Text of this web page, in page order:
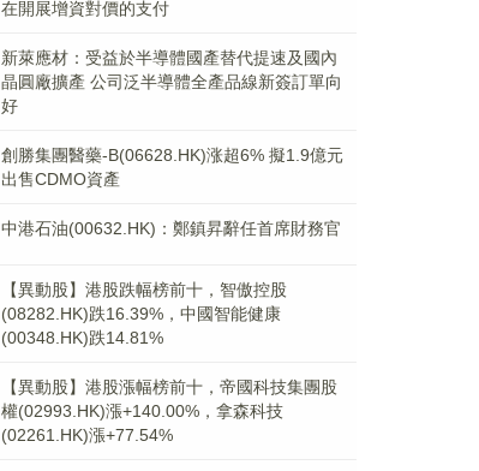
在開展增資對價的支付
新萊應材：受益於半導體國產替代提速及國內
晶圓廠擴產 公司泛半導體全產品線新簽訂單向
好
創勝集團醫藥-B(06628.HK)涨超6% 擬1.9億元
出售CDMO資產
中港石油(00632.HK)：鄭鎮昇辭任首席財務官
【異動股】港股跌幅榜前十，智傲控股
(08282.HK)跌16.39%，中國智能健康
(00348.HK)跌14.81%
【異動股】港股漲幅榜前十，帝國科技集團股
權(02993.HK)漲+140.00%，拿森科技
(02261.HK)漲+77.54%